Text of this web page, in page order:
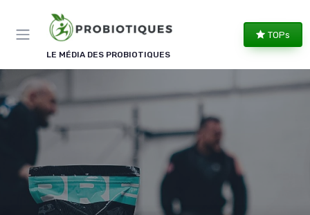
LE MÉDIA DES PROBIOTIQUES
TOPs